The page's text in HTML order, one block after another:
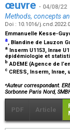
œuvre - 04/08/22
Methods, concepts
Doi : 10.1016/
Emmanuelle Kesse-
a, Blandine de Lauzon
a Inserm U1153, Inrae
épidémiologie et
b ADEME (Agence de
c CRESS, Inserm,
⁎Auteur correspondant.
Sorbonne Paris Nord,
PDF Article